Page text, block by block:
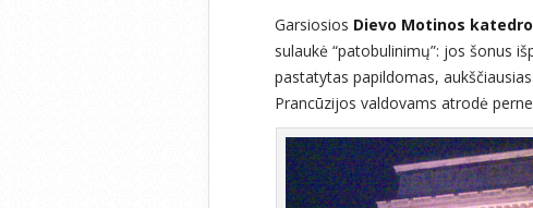
Garsiosios Dievo Motinos
sulaukė “patobulinimų”: jos šonus
pastatytas papildomas,
Prancūzijos valdovams atrodė